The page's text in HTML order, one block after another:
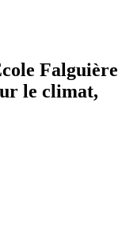
Falguière
le climat,